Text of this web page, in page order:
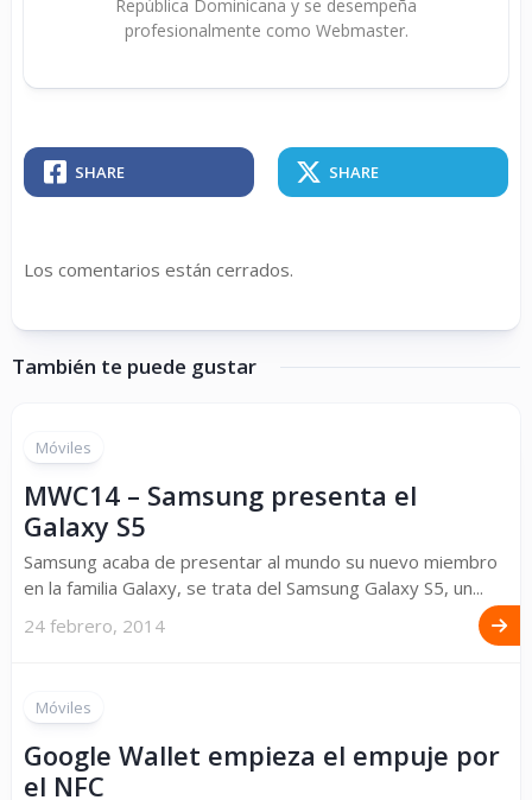
República Dominicana y se desempeña
profesionalmente como Webmaster.
SHARE SHARE
Los comentarios están cerrados.
También te puede gustar
Móviles
MWC14 – Samsung presenta el
Galaxy S5
Samsung acaba de presentar al mundo su nuevo miembro
en la familia Galaxy, se trata del Samsung Galaxy S5, un...
24 febrero, 2014
Móviles
Google Wallet empieza el empuje por
el NFC